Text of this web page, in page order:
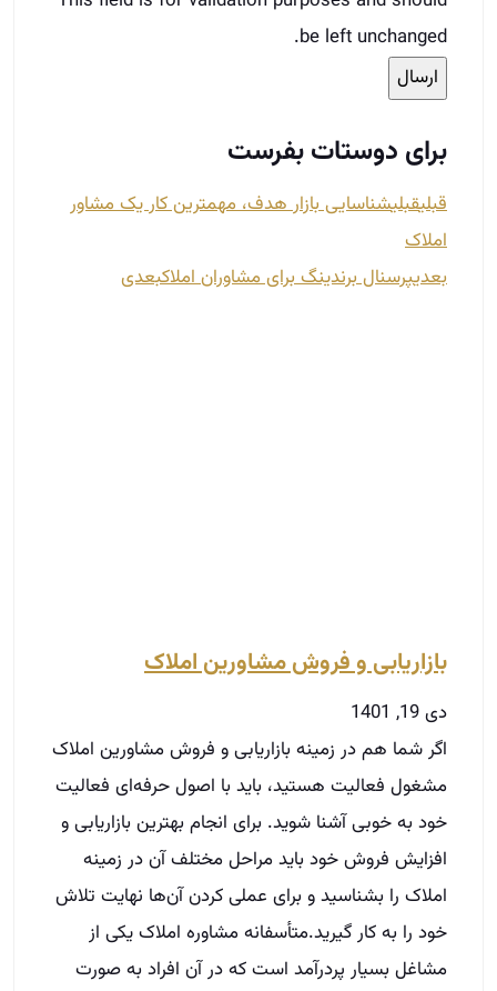
be left unchanged.
برای دوستات بفرست
قبلیقبلیشناسایی بازار هدف، مهمترین کار یک مشاور
املاک
بعدیپرسنال برندینگ برای مشاوران املاکبعدی
بازاریابی و فروش مشاورین املاک
دی 19, 1401
اگر شما هم در زمینه بازاریابی و فروش مشاورین املاک
مشغول فعالیت هستید، باید با اصول حرفه‌ای فعالیت
خود به خوبی آشنا شوید. برای انجام بهترین بازاریابی و
افزایش فروش خود باید مراحل مختلف آن در زمینه
املاک را بشناسید و برای عملی کردن آن‌ها نهایت تلاش
خود را به کار گیرید.متأسفانه مشاوره املاک یکی از
مشاغل بسیار پردرآمد است که در آن افراد به صورت